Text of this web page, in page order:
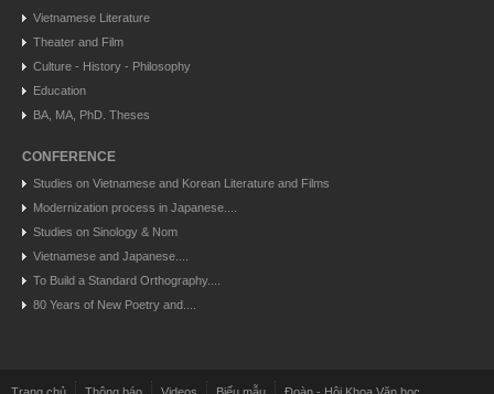
Vietnamese Literature
Theater and Film
Culture - History - Philosophy
Education
BA, MA, PhD. Theses
CONFERENCE
Studies on Vietnamese and Korean Literature and Films
Modernization process in Japanese....
Studies on Sinology & Nom
Vietnamese and Japanese....
To Build a Standard Orthography....
80 Years of New Poetry and....